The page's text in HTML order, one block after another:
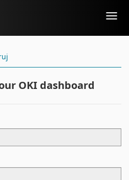
OKI dashboard